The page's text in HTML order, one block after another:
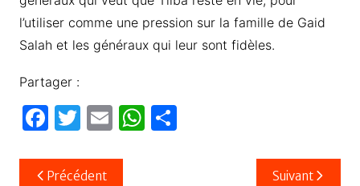
l’utiliser comme une pression sur la famille de Gaid
Salah et les généraux qui leur sont fidèles.
Partager :
F
c
T
itt
E
ail
W P
Navigation
Précédent Suivant